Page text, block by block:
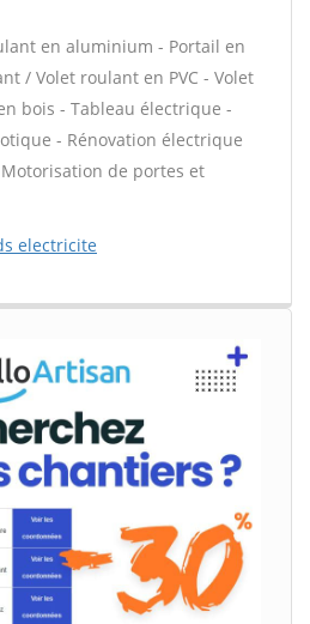
en aluminium - Portail en
/ Volet roulant en PVC - Volet
bois - Tableau électrique -
- Rénovation électrique
de portes et
electricite